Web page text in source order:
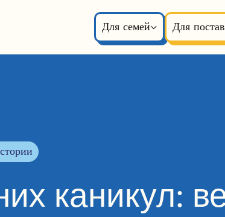
Для семей
Для
каникул: